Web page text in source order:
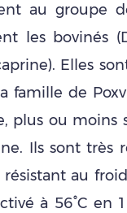
au groupe
les bovinés
Elles
famille de
plus ou moins
Ils sont très
résistant au
à 56°C en